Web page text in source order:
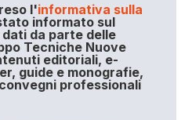
l'informativa sulla
informato sul
da parte delle
Tecniche Nuove
editoriali, e-
guide e monografie,
professionali